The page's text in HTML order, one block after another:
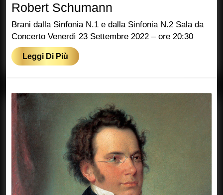
Robert Schumann
Schumann
Brani dalla Sinfonia N.1 e dalla Sinfonia N.2 Sala da
Concerto Venerdì 23 Settembre 2022 – ore 20:30
Leggi Di Più Leggi
Di